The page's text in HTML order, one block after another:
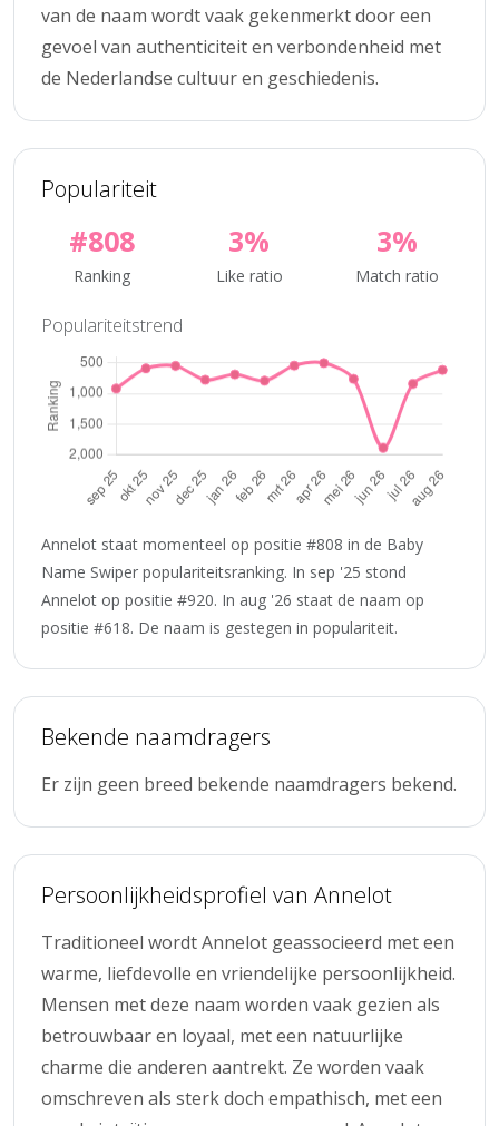
van de naam wordt vaak gekenmerkt door een
gevoel van authenticiteit en verbondenheid met
de Nederlandse cultuur en geschiedenis.
Populariteit
#808
Ranking
3%
Like ratio
3%
Match ratio
Populariteitstrend
Annelot staat momenteel op positie #808 in de Baby
Name Swiper populariteitsranking. In sep '25 stond
Annelot op positie #920. In aug '26 staat de naam op
positie #618. De naam is gestegen in populariteit.
Bekende naamdragers
Er zijn geen breed bekende naamdragers bekend.
Persoonlijkheidsprofiel van Annelot
Traditioneel wordt Annelot geassocieerd met een
warme, liefdevolle en vriendelijke persoonlijkheid.
Mensen met deze naam worden vaak gezien als
betrouwbaar en loyaal, met een natuurlijke
charme die anderen aantrekt. Ze worden vaak
omschreven als sterk doch empathisch, met een